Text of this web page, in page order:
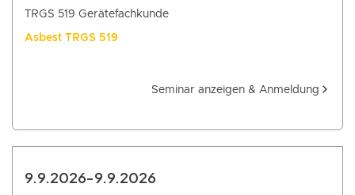
TRGS 519 Gerätefachkunde
Asbest TRGS 519
Seminar anzeigen & Anmeldung
9.9.2026-9.9.2026